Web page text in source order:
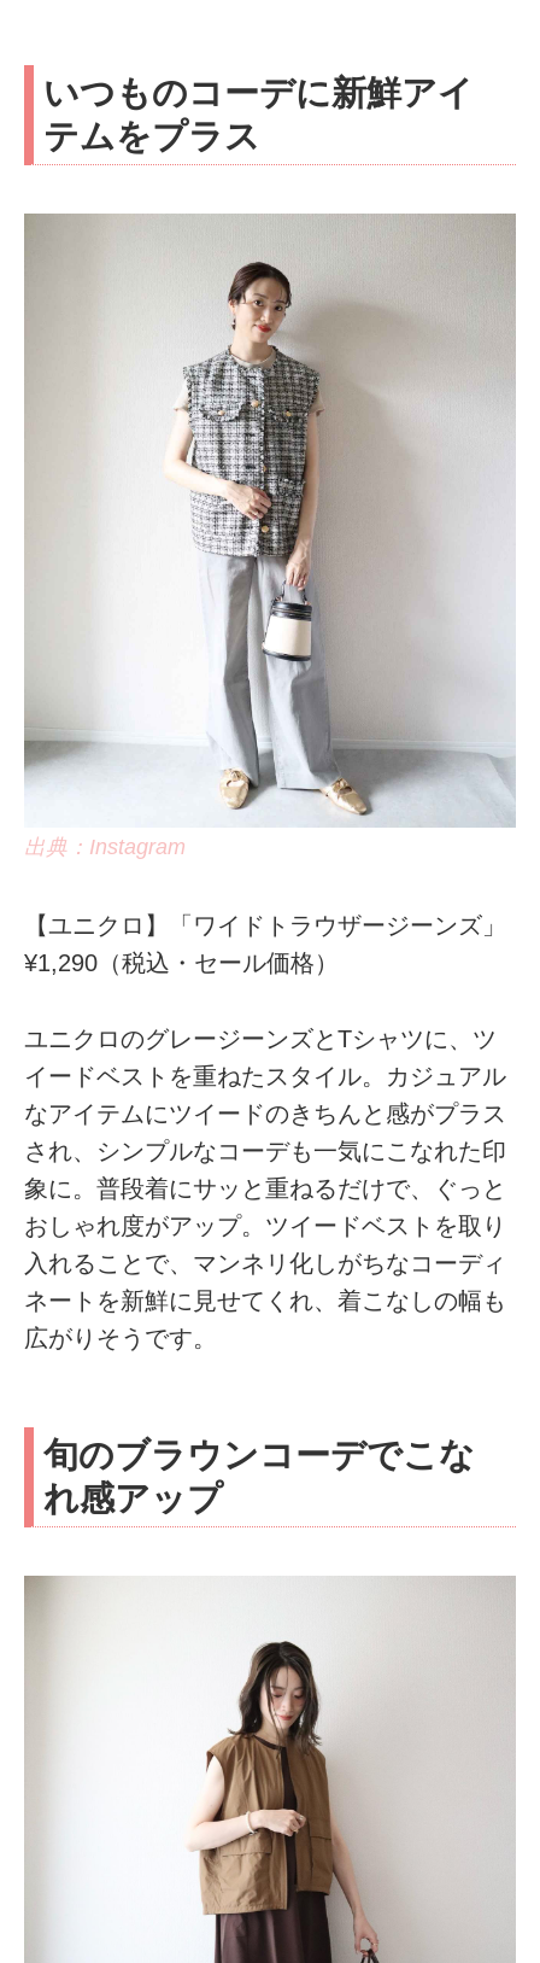
いつものコーデに新鮮アイ
テムをプラス
出典：Instagram
【ユニクロ】「ワイドトラウザージーンズ」
¥1,290（税込・セール価格）
ユニクロのグレージーンズとTシャツに、ツ
イードベストを重ねたスタイル。カジュアル
なアイテムにツイードのきちんと感がプラス
され、シンプルなコーデも一気にこなれた印
象に。普段着にサッと重ねるだけで、ぐっと
おしゃれ度がアップ。ツイードベストを取り
入れることで、マンネリ化しがちなコーディ
ネートを新鮮に見せてくれ、着こなしの幅も
広がりそうです。
旬のブラウンコーデでこな
れ感アップ